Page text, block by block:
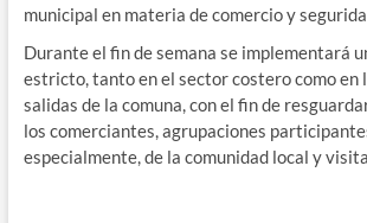
municipal en materia de comercio y
Durante el fin de semana se implementará
estricto, tanto en el sector costero como en
salidas de la comuna, con el fin de
los comerciantes, agrupaciones
especialmente, de la comunidad local y